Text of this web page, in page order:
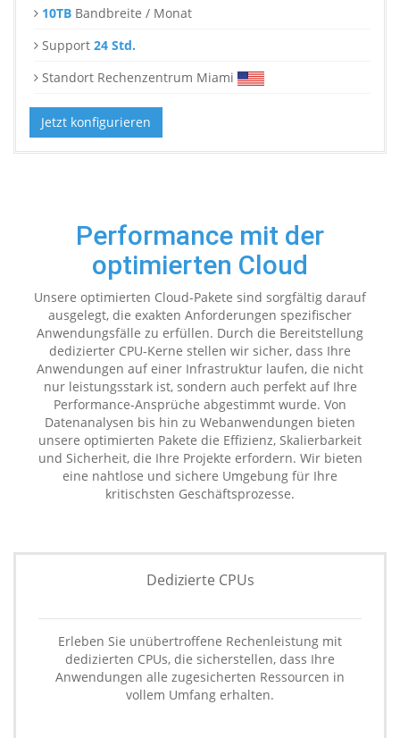
10TB Bandbreite / Monat
Support 24 Std.
Standort Rechenzentrum Miami
Jetzt konfigurieren
Performance mit der
optimierten Cloud
Unsere optimierten Cloud-Pakete sind sorgfältig darauf
ausgelegt, die exakten Anforderungen spezifischer
Anwendungsfälle zu erfüllen. Durch die Bereitstellung
dedizierter CPU-Kerne stellen wir sicher, dass Ihre
Anwendungen auf einer Infrastruktur laufen, die nicht
nur leistungsstark ist, sondern auch perfekt auf Ihre
Performance-Ansprüche abgestimmt wurde. Von
Datenanalysen bis hin zu Webanwendungen bieten
unsere optimierten Pakete die Effizienz, Skalierbarkeit
und Sicherheit, die Ihre Projekte erfordern. Wir bieten
eine nahtlose und sichere Umgebung für Ihre
kritischsten Geschäftsprozesse.
Dedizierte CPUs
Erleben Sie unübertroffene Rechenleistung mit
dedizierten CPUs, die sicherstellen, dass Ihre
Anwendungen alle zugesicherten Ressourcen in
vollem Umfang erhalten.